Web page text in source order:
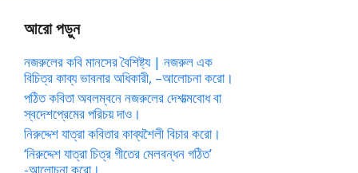
আরো পড়ুন
নজরুলের কবি মানসের বৈশিষ্ট্য | নজরুল এক
বিচিত্র কাব্য ভাবনার অধিকারী, –আলোচনা করো।
পঠিত কবিতা অবলম্বনে নজরুলের দেশাত্মবোধ বা
স্বদেশপ্রেমের পরিচয় দাও।
নিরুদ্দেশ যাত্রা কবিতার কাব্যশৈলী বিচার করো।
‘নিরুদ্দেশ যাত্রা চিত্র গীতের মেলবন্ধন গঠিত’
-আলোচনা করো।